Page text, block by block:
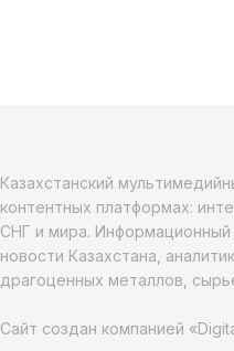
Казахстанский
контентных платформах:
СНГ и мира. Информационный
новости Казахстана,
драгоценных металлов,
Сайт создан компанией